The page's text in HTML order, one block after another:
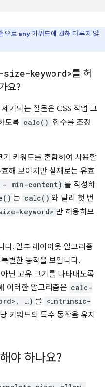
으로 any 키워드에 관해 다루지 않
keyword>를 허
요?
기되는 질문은 CSS 작업 그
도록 calc() 함수를 조정
키워드를 혼합하여 사용할
해 보이지만 실제로는 유효
- min-content) 를 작성하
는 calc() 와 달리 첫 번
keyword> 만 허용하므
다. 일부 레이아웃 알고리즘
별한 동작을 보입니다.
닌 고유 크기를 나타내도록
이러한 알고리즘은 calc-
…) 를 <intrinsic-
키워드의 특수 동작을 유지
야 하나요?